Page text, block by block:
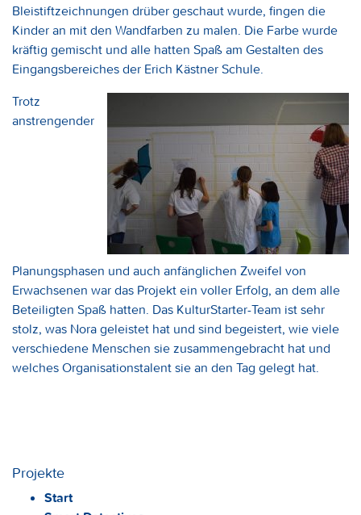
Bleistiftzeichnungen drüber geschaut wurde, fingen die
Kinder an mit den Wandfarben zu malen. Die Farbe wurde
kräftig gemischt und alle hatten Spaß am Gestalten des
Eingangsbereiches der Erich Kästner Schule.
Trotz
anstrengender
Planungsphasen und auch anfänglichen Zweifel von
Erwachsenen war das Projekt ein voller Erfolg, an dem alle
Beteiligten Spaß hatten. Das KulturStarter-Team ist sehr
stolz, was Nora geleistet hat und sind begeistert, wie viele
verschiedene Menschen sie zusammengebracht hat und
welches Organisationstalent sie an den Tag gelegt hat.
Projekte
Start